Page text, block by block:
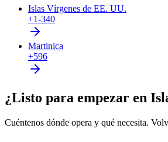
Islas Vírgenes de EE. UU.
+1-340
Martinica
+596
¿Listo para empezar en
Cuéntenos dónde opera y qué necesita.